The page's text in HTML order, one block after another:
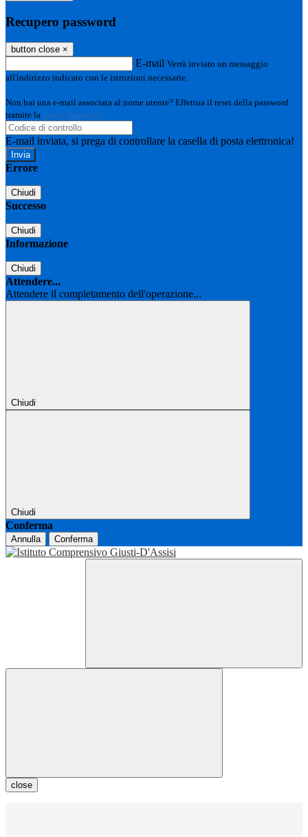
Recupero password
button close ×
E-mail Verrà inviato un messaggio
all'indirizzo indicato con le istruzioni necessarie.
Non hai una e-mail associata al nome utente? Effettua il reset della password
tramite la Login Spaggiari
E-mail inviata, si prega di controllare la casella di posta elettronica!
Errore
Chiudi
Successo
Chiudi
Informazione
Chiudi
Attendere...
Attendere il completamento dell'operazione...
Chiudi
Chiudi
Conferma
Annulla Conferma
close